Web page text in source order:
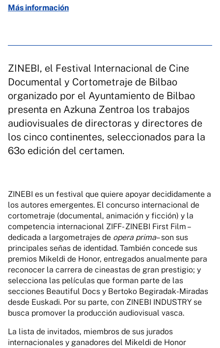
Más información
ZINEBI, el Festival Internacional de Cine
Documental y Cortometraje de Bilbao
organizado por el Ayuntamiento de Bilbao
presenta en Azkuna Zentroa los trabajos
audiovisuales de directoras y directores de
los cinco continentes, seleccionados para la
63o edición del certamen.
ZINEBI es un festival que quiere apoyar decididamente a
los autores emergentes. El concurso internacional de
cortometraje (documental, animación y ficción) y la
competencia internacional ZIFF- ZINEBI First Film –
dedicada a largometrajes de opera prima– son sus
principales señas de identidad. También concede sus
premios Mikeldi de Honor, entregados anualmente para
reconocer la carrera de cineastas de gran prestigio; y
selecciona las películas que forman parte de las
secciones Beautiful Docs y Bertoko Begiradak-Miradas
desde Euskadi. Por su parte, con ZINEBI INDUSTRY se
busca promover la producción audiovisual vasca.
La lista de invitados, miembros de sus jurados
internacionales y ganadores del Mikeldi de Honor